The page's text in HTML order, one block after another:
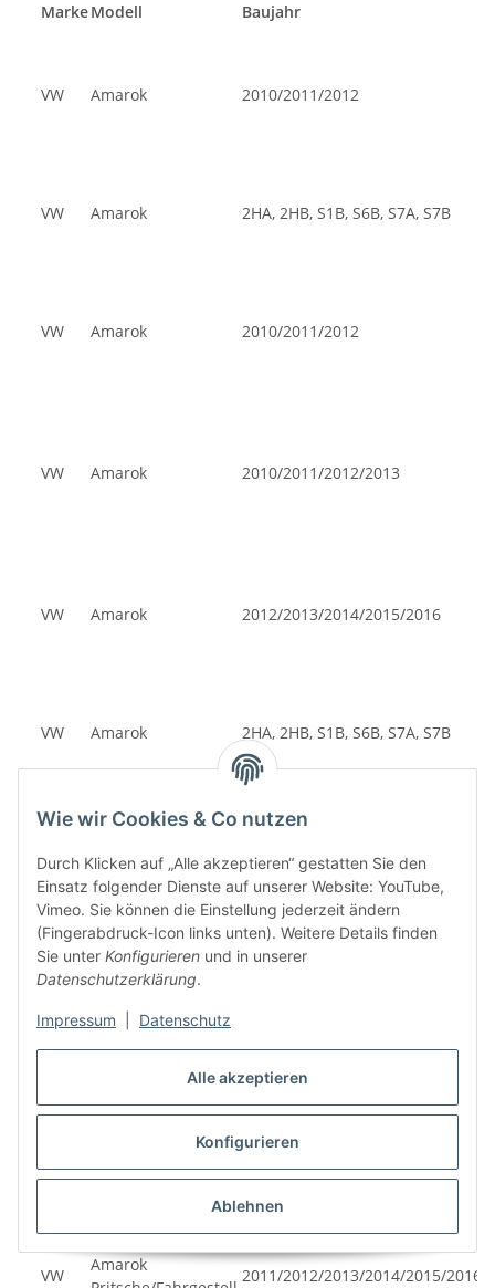
Alle akzeptieren
Konfigurieren
Ablehnen
Wie wir Cookies & Co nutzen
Durch Klicken auf „Alle akzeptieren“ gestatten Sie den
Einsatz folgender Dienste auf unserer Website: YouTube,
Vimeo. Sie können die Einstellung jederzeit ändern
(Fingerabdruck-Icon links unten). Weitere Details finden
Sie unter Konfigurieren und in unserer
Datenschutzerklärung.
Impressum Datenschutz
MarkeModell Baujahr
VW Amarok 2010/2011/2012
VW Amarok 2HA, 2HB, S1B, S6B, S7A, S7B
VW Amarok 2010/2011/2012
VW Amarok 2010/2011/2012/2013
VW Amarok 2012/2013/2014/2015/2016
VW Amarok 2HA, 2HB, S1B, S6B, S7A, S7B
VW
Amarok
Amarok
Pritsche/Fahrgestell
2011/2012/2013/2014/2015/2016/
VW
Amarok
2011/2012/2013/2014/2015/2016